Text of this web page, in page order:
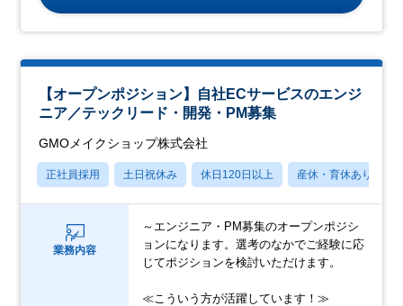
【オープンポジション】自社ECサービスのエンジ
ニア／テックリード・開発・PM募集
GMOメイクショップ株式会社
正社員採用 土日祝休み 休日120日以上 産休・育休あり
業務内容
～エンジニア・PM募集のオープンポジシ
ョンになります。選考のなかでご経験に応
じてポジションを検討いただけます。
≪こういう方が活躍しています！≫